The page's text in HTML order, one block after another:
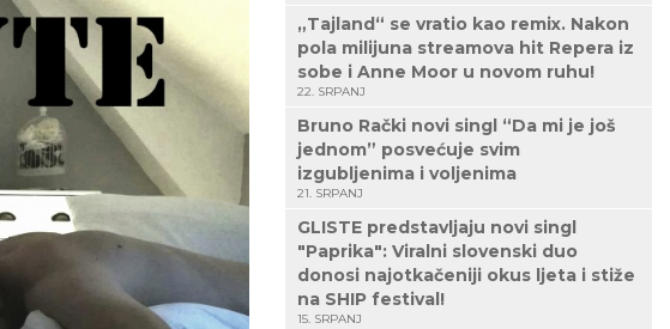
„Tajland“ se vratio kao remix. Nakon
pola milijuna streamova hit Repera iz
sobe i Anne Moor u novom ruhu!
22. SRPANJ
Bruno Rački novi singl “Da mi je još
jednom” posvećuje svim
izgubljenima i voljenima
21. SRPANJ
GLISTE predstavljaju novi singl
"Paprika": Viralni slovenski duo
donosi najotkačeniji okus ljeta i stiže
na SHIP festival!
15. SRPANJ